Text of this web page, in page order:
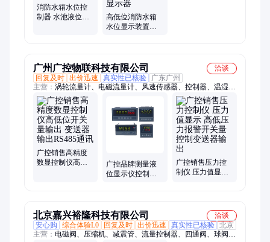
消防水箱水位控
制器 水池液位控
高低位消防水箱
水位显示装置
广州广控物联科技有限公司
洽谈
回复及时 出价迅速 真实性已核验
广东广州
主营： 涡轮流量计、电磁流量计、风速传感器、控制器、温湿度
传感器、定量控制仪、流量开关、温度传感器、压力传感器、液
位开关、超声波液位计、雷达液位、液位显示、记录仪、巡检
仪、控制仪、显示仪表、温度显示、压力显示
广控销售高精度
数显控制仪高低
广控品牌测量液
位显示仪控制器4-
广控销售压力控
制仪 压力值显示
北京嘉兴裕隆科技有限公司
洽谈
安心购
综合体验L0 回复及时 出价迅速 真实性已核验 北京
主营： 电磁阀、压缩机、减震管、流量控制器、四通阀、球阀